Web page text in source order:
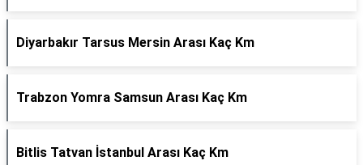
Diyarbakır Tarsus Mersin Arası Kaç Km
Trabzon Yomra Samsun Arası Kaç Km
Bitlis Tatvan İstanbul Arası Kaç Km